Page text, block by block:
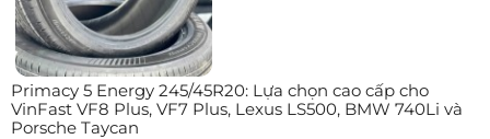
Primacy 5 Energy 245/45R20: Lựa chọn cao cấp cho
VinFast VF8 Plus, VF7 Plus, Lexus LS500, BMW 740Li và
Porsche Taycan